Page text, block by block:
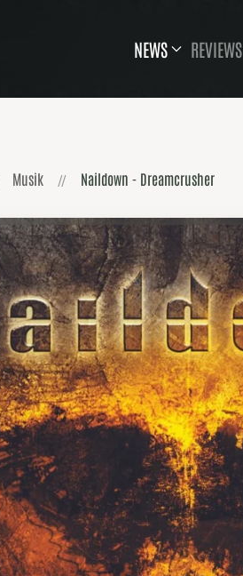
NEWS REVIEWS
Musik Naildown - Dreamcrusher